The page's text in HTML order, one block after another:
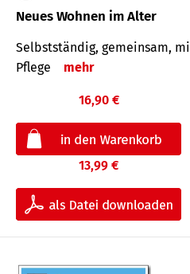
Neues Wohnen im Alter
Selbstständig, gemeinsam,
Pflege
mehr
16,90 €
13,99 €